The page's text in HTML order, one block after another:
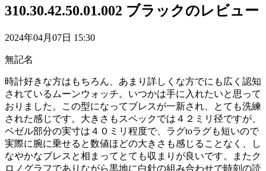
310.30.42.50.01.002 ブラックのレビュー
2024年04月07日 15:30
無記名
時計好きな方はもちろん、あまり詳しくな方でにも広く認知
されているムーンウォッチ。いつかは手に入れたいと思って
おりました。この型になってブレスが一新され、とても洗練
された感じです。大きさもスペックでは４２ミリ径ですが、
ベゼル部分の実寸は４０ミリ程度で、ラグtoラグも短いので
実際に腕に乗せると数値ほどの大きさも感じることなく、し
なやかなブレスと相まってとても収まりが良いです。またク
ロノグラフでありながら黒地に白針の組み合わせで時刻の読